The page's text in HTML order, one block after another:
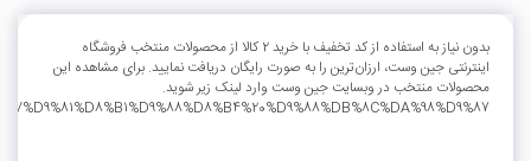
بدون نیاز به استفاده از کد تخفیف با خرید 2 کالا از محصولات منتخب فروشگاه
اینترنتی جین وست، ارزان‌ترین را به صورت رایگان دریافت نمایید. برای مشاهده این
محصولات منتخب در وبسایت جین وست وارد لینک زیر شوید.